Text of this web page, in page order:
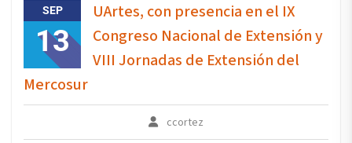
SEP
13
UArtes, con presencia en el IX
Congreso Nacional de Extensión y
VIII Jornadas de Extensión del
Mercosur
ccortez